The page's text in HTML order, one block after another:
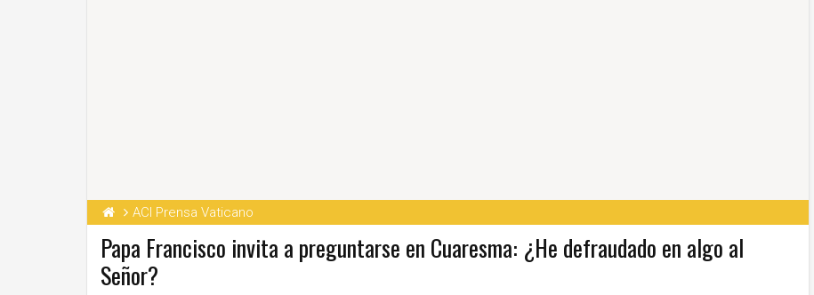
ACI Prensa Vaticano
Papa Francisco invita a preguntarse en Cuaresma: ¿He defraudado en algo al
Señor?